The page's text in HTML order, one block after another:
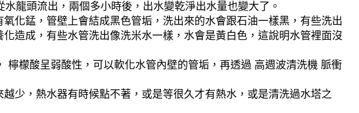
龍頭流出，兩個多小時後，出水變乾淨出水量也變大了。
化錳，管壁上會結成黑色管垢，洗出來的水會跟石油一樣黑，有些洗出
造成，有些水管洗出像洗米水一樣，水會是黃白色，這說明水管裡面沒
檬酸呈弱酸性，可以軟化水管內壁的管垢，再透過 高週波清洗機 脈衝
少，熱水器有時候點不著，或是等很久才有熱水，或是清洗過水塔之